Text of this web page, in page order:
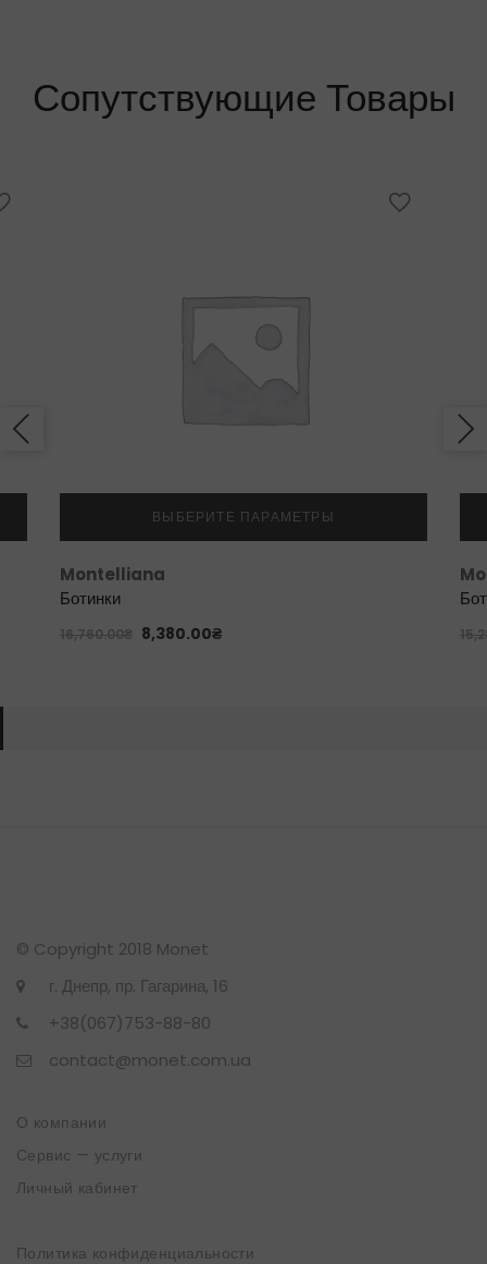
Сопутствующие Товары
ВЫБЕРИТЕ ПАРАМЕТРЫ
Montelliana
Ботинки
16,760.00₴ 8,380.00₴
© Copyright 2018 Monet
г. Днепр, пр. Гагарина, 16
+38(067)753-88-80
contact@monet.com.ua
О компании
Сервис — услуги
Личный кабинет
Политика конфиденциальности